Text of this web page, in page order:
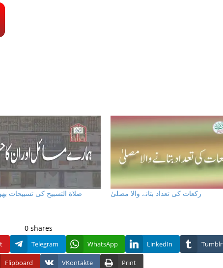
صلاة التسبیح کی تسبیحات رکعات کی تعداد بتانے والا مصلیٰ
0 shares
Telegram WhatsApp LinkedIn Tumblr
Flipboard VKontakte Print